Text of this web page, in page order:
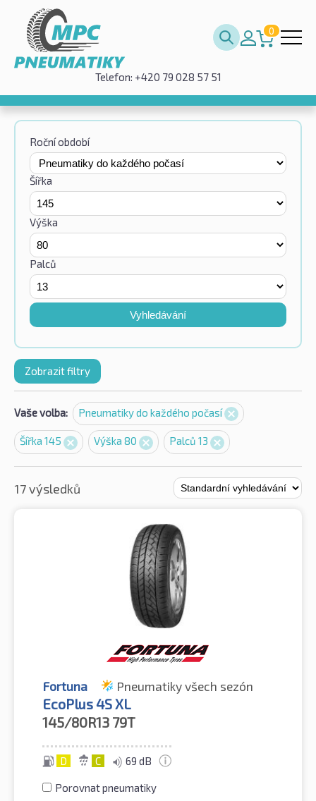
0
Telefon: +420 79 028 57 51
Roční období
Šířka
Výška
Palců
Vyhledávání
Zobrazit filtry
Vaše volba: Pneumatiky do každého počasí
Šířka 145 Výška 80 Palců 13
17 výsledků
Fortuna Pneumatiky všech sezón
EcoPlus 4S XL
145/80R13 79T
D C 69 dB
Porovnat pneumatiky